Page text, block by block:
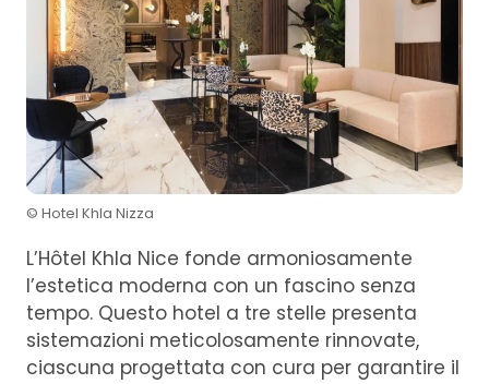
© Hotel Khla Nizza
L’Hôtel Khla Nice fonde armoniosamente
l’estetica moderna con un fascino senza
tempo. Questo hotel a tre stelle presenta
sistemazioni meticolosamente rinnovate,
ciascuna progettata con cura per garantire il